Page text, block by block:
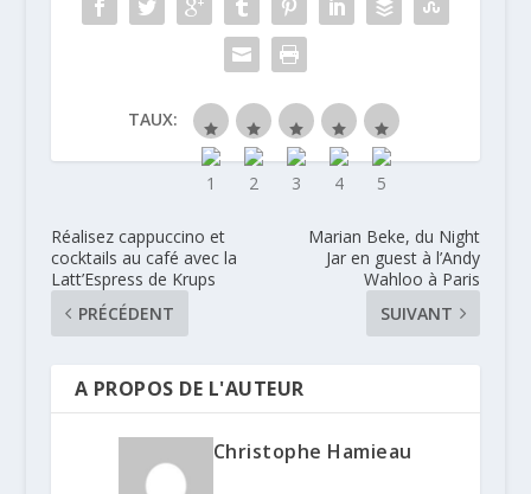
TAUX:
Réalisez cappuccino et
cocktails au café avec la
Latt’Espress de Krups
PRÉCÉDENT
Marian Beke, du Night
Jar en guest à l’Andy
Wahloo à Paris
SUIVANT
A PROPOS DE L'AUTEUR
Christophe Hamieau